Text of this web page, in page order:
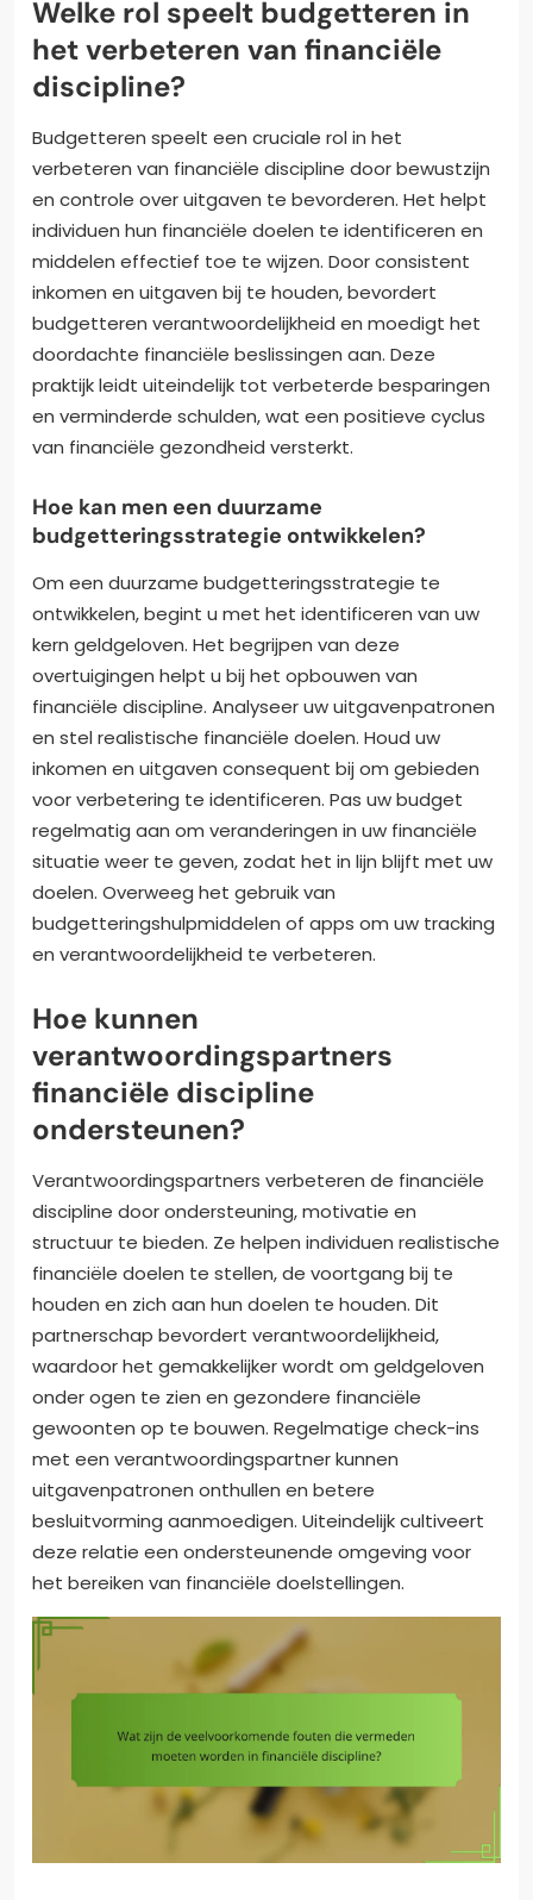
Welke rol speelt budgetteren in
het verbeteren van financiële
discipline?
Budgetteren speelt een cruciale rol in het
verbeteren van financiële discipline door bewustzijn
en controle over uitgaven te bevorderen. Het helpt
individuen hun financiële doelen te identificeren en
middelen effectief toe te wijzen. Door consistent
inkomen en uitgaven bij te houden, bevordert
budgetteren verantwoordelijkheid en moedigt het
doordachte financiële beslissingen aan. Deze
praktijk leidt uiteindelijk tot verbeterde besparingen
en verminderde schulden, wat een positieve cyclus
van financiële gezondheid versterkt.
Hoe kan men een duurzame
budgetteringsstrategie ontwikkelen?
Om een duurzame budgetteringsstrategie te
ontwikkelen, begint u met het identificeren van uw
kern geldgeloven. Het begrijpen van deze
overtuigingen helpt u bij het opbouwen van
financiële discipline. Analyseer uw uitgavenpatronen
en stel realistische financiële doelen. Houd uw
inkomen en uitgaven consequent bij om gebieden
voor verbetering te identificeren. Pas uw budget
regelmatig aan om veranderingen in uw financiële
situatie weer te geven, zodat het in lijn blijft met uw
doelen. Overweeg het gebruik van
budgetteringshulpmiddelen of apps om uw tracking
en verantwoordelijkheid te verbeteren.
Hoe kunnen
verantwoordingspartners
financiële discipline
ondersteunen?
Verantwoordingspartners verbeteren de financiële
discipline door ondersteuning, motivatie en
structuur te bieden. Ze helpen individuen realistische
financiële doelen te stellen, de voortgang bij te
houden en zich aan hun doelen te houden. Dit
partnerschap bevordert verantwoordelijkheid,
waardoor het gemakkelijker wordt om geldgeloven
onder ogen te zien en gezondere financiële
gewoonten op te bouwen. Regelmatige check-ins
met een verantwoordingspartner kunnen
uitgavenpatronen onthullen en betere
besluitvorming aanmoedigen. Uiteindelijk cultiveert
deze relatie een ondersteunende omgeving voor
het bereiken van financiële doelstellingen.